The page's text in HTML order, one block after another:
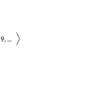
9 ...